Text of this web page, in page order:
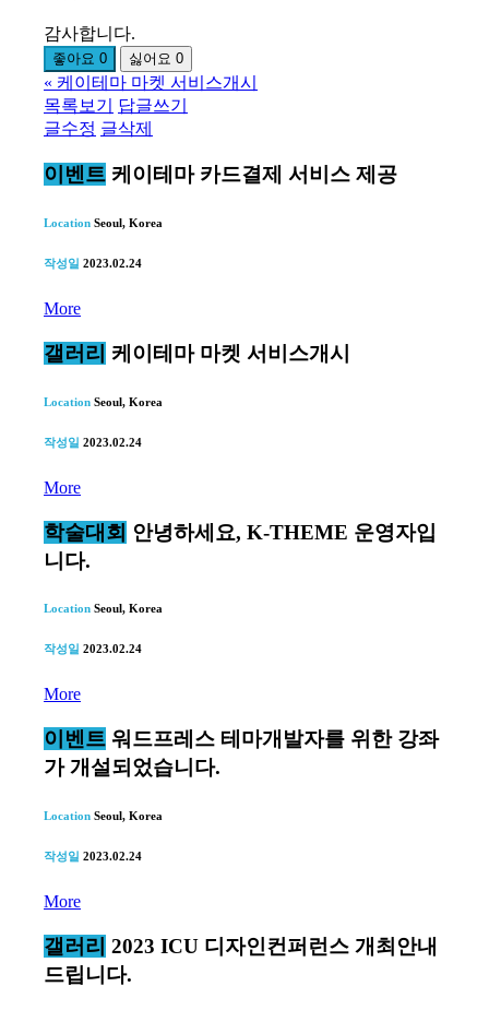
감사합니다.
좋아요 0 싫어요 0
« 케이테마 마켓 서비스개시
목록보기
답글쓰기
글수정 글삭제
이벤트 케이테마 카드결제 서비스 제공
Location Seoul, Korea
작성일 2023.02.24
More
갤러리 케이테마 마켓 서비스개시
Location Seoul, Korea
작성일 2023.02.24
More
학술대회 안녕하세요, K-THEME 운영자입
니다.
Location Seoul, Korea
작성일 2023.02.24
More
이벤트 워드프레스 테마개발자를 위한 강좌
가 개설되었습니다.
Location Seoul, Korea
작성일 2023.02.24
More
갤러리 2023 ICU 디자인컨퍼런스 개최안내
드립니다.